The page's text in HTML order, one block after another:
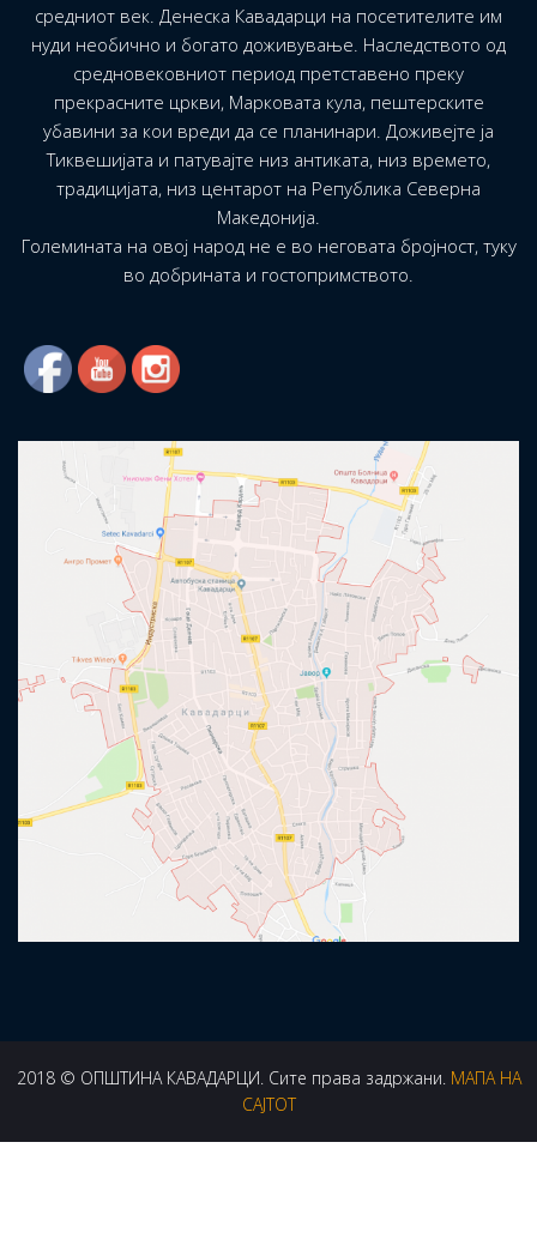
средниот век. Денеска Кавадарци на посетителите им
нуди необично и богато доживување. Наследството од
средновековниот период претставено преку
прекрасните цркви, Марковата кула, пештерските
убавини за кои вреди да се планинари. Доживејте ја
Тиквешијата и патувајте низ антиката, низ времето,
традицијата, низ центарот на Република Северна
Македонија.
Големината на овој народ не е во неговата бројност, туку
во добрината и гостопримството.
2018 © ОПШТИНА КАВАДАРЦИ. Сите права задржани. МАПА НА
САЈТОТ